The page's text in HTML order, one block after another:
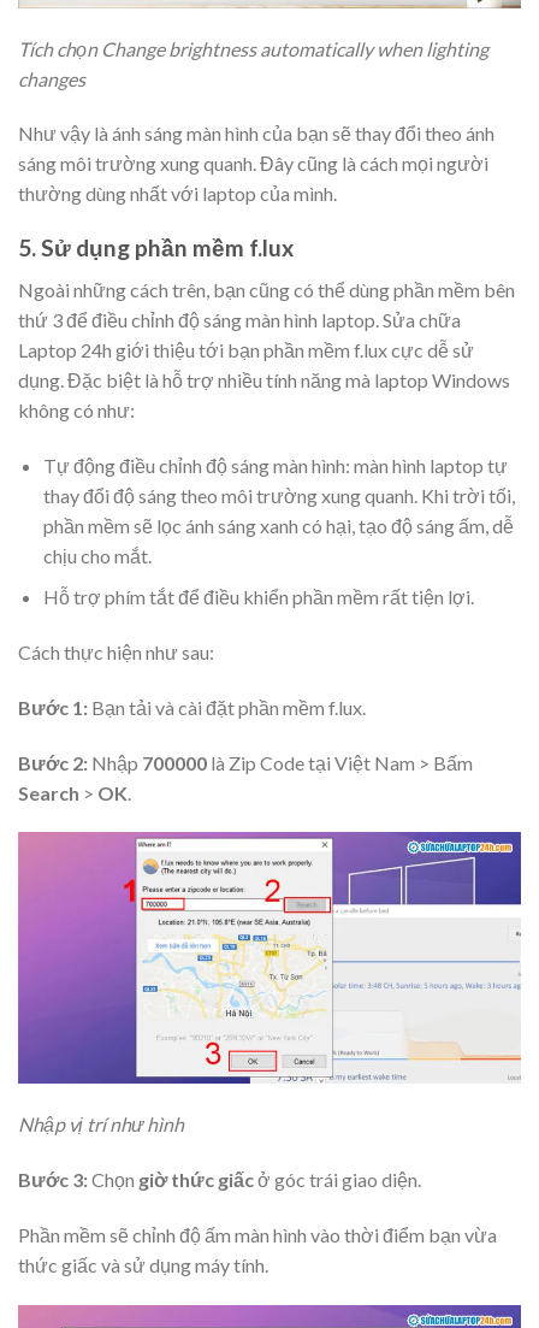
Tích chọn Change brightness automatically when lighting
changes
Như vậy là ánh sáng màn hình của bạn sẽ thay đổi theo ánh
sáng môi trường xung quanh. Đây cũng là cách mọi người
thường dùng nhất với laptop của mình.
5. Sử dụng phần mềm f.lux
Ngoài những cách trên, bạn cũng có thể dùng phần mềm bên
thứ 3 để điều chỉnh độ sáng màn hình laptop. Sửa chữa
Laptop 24h giới thiệu tới bạn phần mềm f.lux cực dễ sử
dụng. Đặc biệt là hỗ trợ nhiều tính năng mà laptop Windows
không có như:
Tự động điều chỉnh độ sáng màn hình: màn hình laptop tự
thay đổi độ sáng theo môi trường xung quanh. Khi trời tối,
phần mềm sẽ lọc ánh sáng xanh có hại, tạo độ sáng ấm, dễ
chịu cho mắt.
Hỗ trợ phím tắt để điều khiển phần mềm rất tiện lợi.
Cách thực hiện như sau:
Bước 1: Bạn tải và cài đặt phần mềm f.lux.
Bước 2: Nhập 700000 là Zip Code tại Việt Nam > Bấm
Search > OK
Nhập vị trí như hình
Bước 3:Chọn giờ thức giấcở góc trái giao diện.
Phần mềm sẽ chỉnh độ ấm màn hình vào thời điểm bạn vừa
thức giấc và sử dụng máy tính.